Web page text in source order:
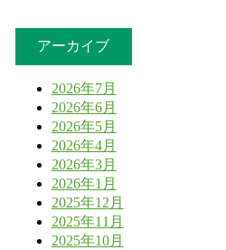
アーカイブ
2026年7月
2026年6月
2026年5月
2026年4月
2026年3月
2026年1月
2025年12月
2025年11月
2025年10月